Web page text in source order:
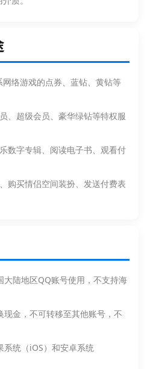
网络游戏的点券、蓝钻、黄钻等
、超级会员、豪华绿钻等特权服
数字专辑、阅读电子书、观看付
购买情侣空间装扮、发送付费表
大陆地区QQ账号使用，不支持海
现金，不可转移至其他账号，不
系统（iOS）和安卓系统